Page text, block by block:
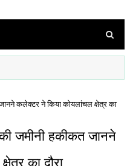
कलेक्टर ने किया कोयलांचल क्षेत्र का
जमीनी हकीकत जानने
का दौरा